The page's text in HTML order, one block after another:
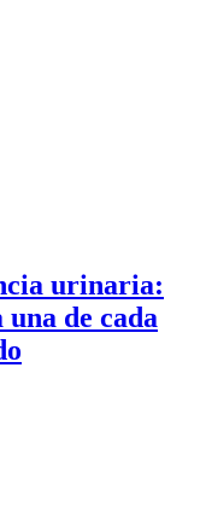
urinaria:
de cada